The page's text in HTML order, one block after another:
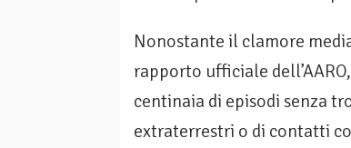
Nonostante il clamore
rapporto ufficiale
centinaia di episodi senza
extraterrestri o di contatti